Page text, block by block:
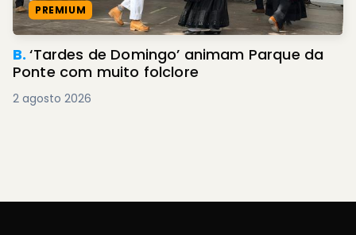
PREMIUM
B.‘Tardes de Domingo’ animam Parque da
Ponte com muito folclore
2 agosto 2026